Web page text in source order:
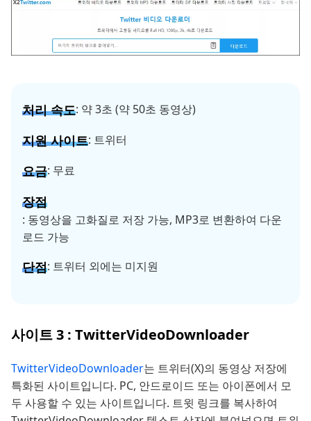
처리 속도: 약 3초 (약 50초 동영상)
지원 사이트: 트위터
요금: 무료
장점
: 동영상을 고화질로 저장 가능, MP3로 변환하여 다운
로드 가능
단점: 트위터 외에는 미지원
사이트 3 : TwitterVideoDownloader
TwitterVideoDownloader는 트위터(X)의 동영상 저장에
특화된 사이트입니다. PC, 안드로이드 또는 아이폰에서 모
두 사용할 수 있는 사이트입니다. 트윗 링크를 복사하여